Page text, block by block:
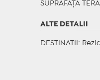
SUPRAFAȚĂ
ALTE DETALII
DESTINATII :